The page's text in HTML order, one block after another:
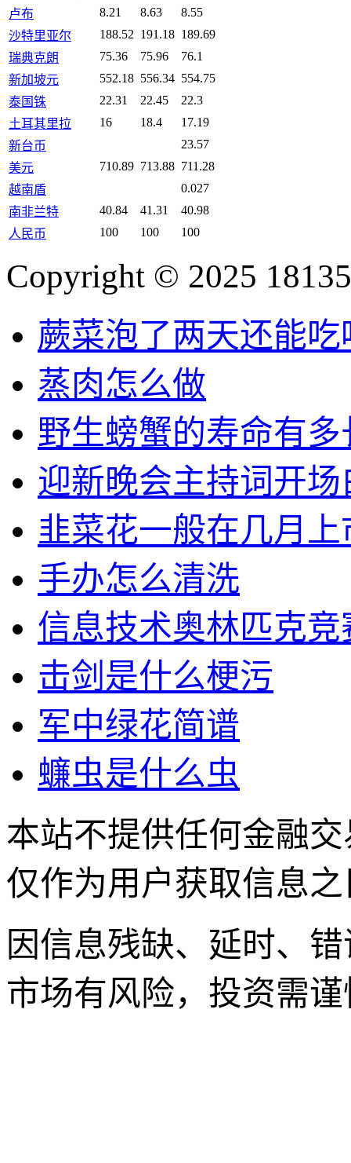
卢布
8.21 8.63
8.55
沙特里亚尔
188.52 191.18 189.69
瑞典克朗
75.36 75.96
76.1
新加坡元
552.18 556.34 554.75
泰国铢
22.31 22.45
22.3
土耳其里拉
16 18.4
17.19
新台币
23.57
美元
710.89 713.88 711.28
越南盾
0.027
南非兰特
40.84 41.31
40.98
人民币
100 100 100
Copyright © 2025
蕨菜泡了两天还能吃
蒸肉怎么做
野生螃蟹的寿命有多
迎新晚会主持词开场
韭菜花一般在几月上
手办怎么清洗
信息技术奥林匹克竞
击剑是什么梗污
军中绿花简谱
蠊虫是什么虫
本站不提供任何金融
仅作为用户获取信息
因信息残缺、延时、
市场有风险，投资需